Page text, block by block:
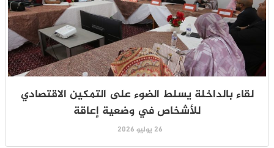
لقاء بالداخلة يسلط الضوء على التمكين الاقتصادي
للأشخاص في وضعية إعاقة
26 يوليو 2026